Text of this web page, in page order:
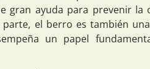
gran ayuda para prevenir la
el berro es también
un papel